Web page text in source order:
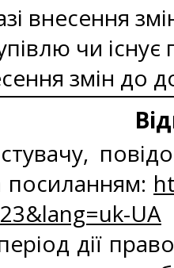
внесення
чи
змін до
посиланням:
UA
дії